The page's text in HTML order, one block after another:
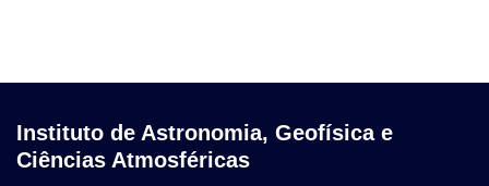
Instituto de Astronomia, Geofísica e
Ciências Atmosféricas